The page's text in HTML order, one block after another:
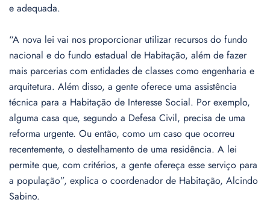
e adequada.
“A nova lei vai nos proporcionar utilizar recursos do fundo
nacional e do fundo estadual de Habitação, além de fazer
mais parcerias com entidades de classes como engenharia e
arquitetura. Além disso, a gente oferece uma assistência
técnica para a Habitação de Interesse Social. Por exemplo,
alguma casa que, segundo a Defesa Civil, precisa de uma
reforma urgente. Ou então, como um caso que ocorreu
recentemente, o destelhamento de uma residência. A lei
permite que, com critérios, a gente ofereça esse serviço para
a população”, explica o coordenador de Habitação, Alcindo
Sabino.